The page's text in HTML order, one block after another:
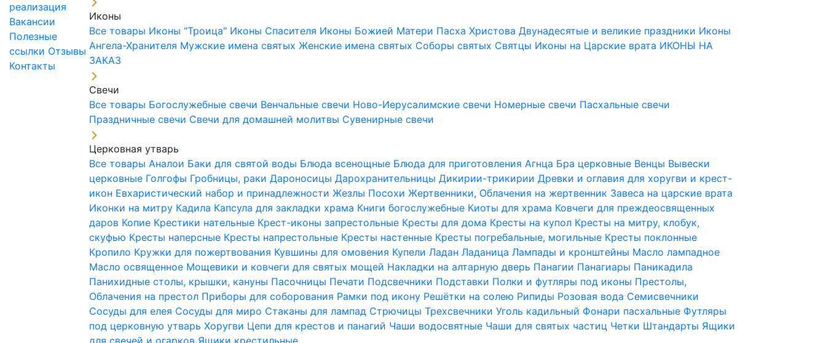
реализация
Вакансии
Полезные
ссылки Отзывы
Контакты
Иконы
Все товары Иконы "Троица" Иконы Спасителя Иконы Божией Матери Пасха ХристоваДвунадесятые и великие праздники Иконы
Ангела-Хранителя Мужские имена святыхЖенские имена святых Соборы святых Святцы Иконы на Царские врата ИКОНЫ НА
ЗАКАЗ
Свечи
Все товары Богослужебные свечи Венчальные свечи Ново-Иерусалимские свечи Номерные свечи Пасхальные свечи
Праздничные свечи Свечи для домашней молитвы Сувенирные свечи
Церковная утварь
Все товарыАналои Баки для святой воды Блюда всенощные Блюда для приготовления Агнца Бра церковные Венцы Вывески
церковные Голгофы Гробницы, ракиДароносицыДарохранительницыДикирии-трикирииДревки и оглавия для хоругви и крест-
икон Евхаристический набор и принадлежностиЖезлы ПосохиЖертвенники, Облачения на жертвенник Завеса на царские врата
Иконки на митру Кадила Капсула для закладки храма Книги богослужебные Киоты для храма Ковчеги для преждеосвященных
даров Копие Крестики нательные Крест-иконы запрестольные Кресты для дома Кресты на купол Кресты на митру, клобук,
скуфью Кресты наперсные Кресты напрестольные Кресты настенные Кресты погребальные, могильные Кресты поклонные
Кропило Кружки для пожертвования Кувшины для омовения КупелиЛаданЛаданицаЛампады и кронштейны Масло лампадное
Масло освященное Мощевики и ковчеги для святых мощей Накладки на алтарную дверь Панагии Панагиары Паникадила
Панихидные столы, крышки, кануны Пасочницы Печати Подсвечники Подставки Полки и футляры под иконы Престолы,
Облачения на престол Приборы для соборования Рамки под икону Решётки на солею Рипиды Розовая вода Семисвечники
Сосуды для елея Сосуды для миро Стаканы для лампад СтрючицыТрехсвечникиУголь кадильный Фонари пасхальные Футляры
под церковную утварьХоругви Цепи для крестов и панагий Чаши водосвятные Чаши для святых частиц Четки Штандарты Ящики
для свечей и огарков Ящики крестильные